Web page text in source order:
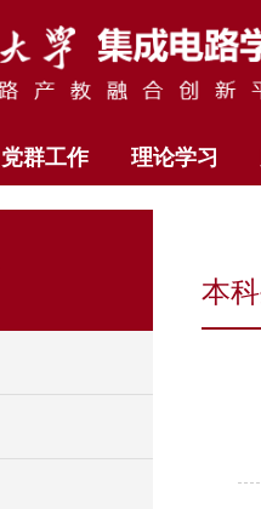
党群工作 理论学习
本